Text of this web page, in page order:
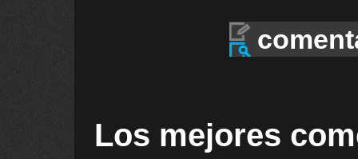
Los mejores